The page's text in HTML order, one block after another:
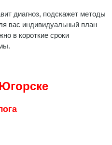
диагноз, подскажет методы
вас индивидуальный план
в короткие сроки